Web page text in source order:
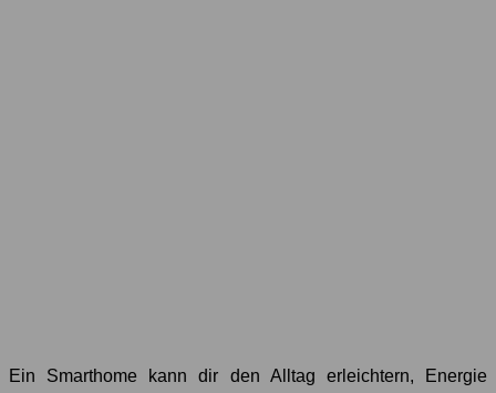
Ein Smarthome kann dir den Alltag erleichtern, Energie